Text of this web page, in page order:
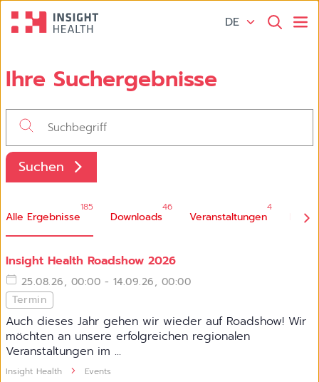
DE
Ihre Suchergebnisse
Suchen
Alle Ergebnisse
185
Downloads
46
Veranstaltungen
4
Insight Health Roadshow 2026
25.08.26, 00:00 - 14.09.26, 00:00
Termin
Auch dieses Jahr gehen wir wieder auf Roadshow! Wir
möchten an unsere erfolgreichen regionalen
Veranstaltungen im ...
Insight Health Events